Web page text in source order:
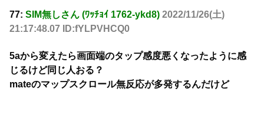
77: SIM無しさん (ﾜｯﾁｮｲ 1762-ykd8) 2022/11/26(土)
21:17:48.07 ID:fYLPVHCQ0
5aから変えたら画面端のタップ感度悪くなったように感
じるけど同じ人おる？
mateのマップスクロール無反応が多発するんだけど